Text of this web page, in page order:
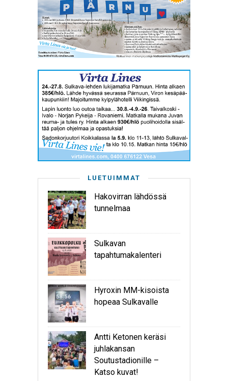
LUETUIMMAT
Hakovirran lähdössä
tunnelmaa
Sulkavan
tapahtumakalenteri
Hyroxin MM-kisoista
hopeaa Sulkavalle
Antti Ketonen keräsi
juhlakansan
Soutustadionille –
Katso kuvat!